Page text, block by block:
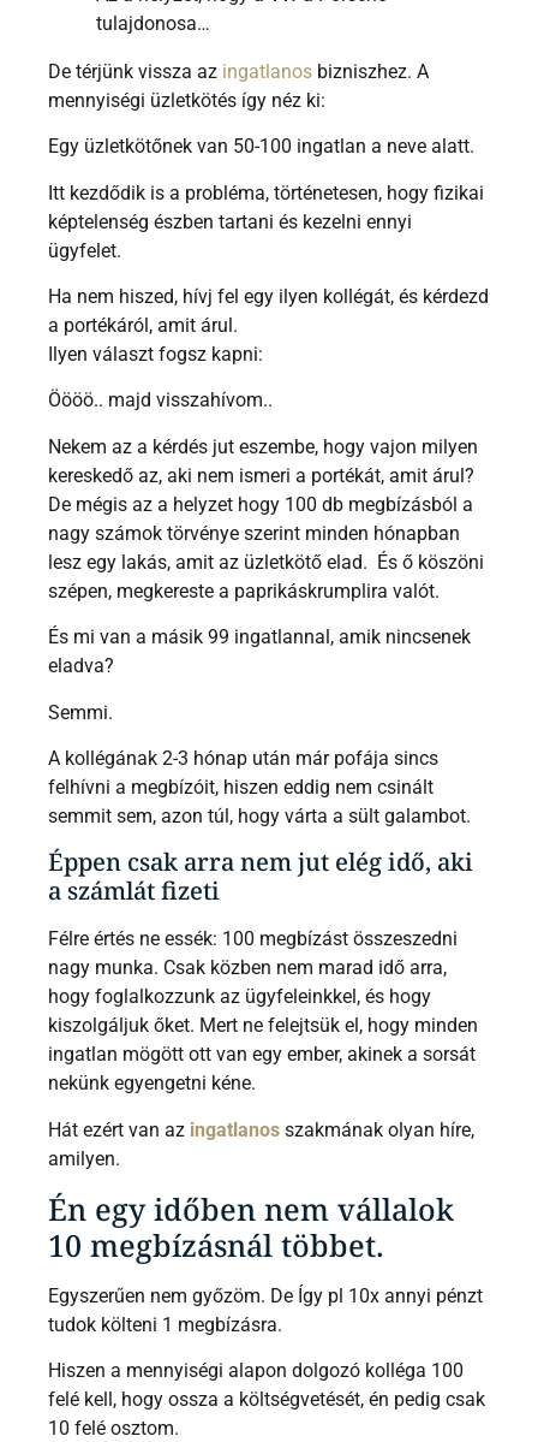
tulajdonosa…
De térjünk vissza az ingatlanos bizniszhez. A
mennyiségi üzletkötés így néz ki:
Egy üzletkötőnek van 50-100 ingatlan a neve alatt.
Itt kezdődik is a probléma, történetesen, hogy fizikai
képtelenség észben tartani és kezelni ennyi
ügyfelet.
Ha nem hiszed, hívj fel egy ilyen kollégát, és kérdezd
a portékáról, amit árul.
Ilyen választ fogsz kapni:
Öööö.. majd visszahívom..
Nekem az a kérdés jut eszembe, hogy vajon milyen
kereskedő az, aki nem ismeri a portékát, amit árul?
De mégis az a helyzet hogy 100 db megbízásból a
nagy számok törvénye szerint minden hónapban
lesz egy lakás, amit az üzletkötő elad. És ő köszöni
szépen, megkereste a paprikáskrumplira valót.
És mi van a másik 99 ingatlannal, amik nincsenek
eladva?
Semmi.
A kollégának 2-3 hónap után már pofája sincs
felhívni a megbízóit, hiszen eddig nem csinált
semmit sem, azon túl, hogy várta a sült galambot.
Éppen csak arra nem jut elég idő, aki
a számlát fizeti
Félre értés ne essék: 100 megbízást összeszedni
nagy munka. Csak közben nem marad idő arra,
hogy foglalkozzunk az ügyfeleinkkel, és hogy
kiszolgáljuk őket. Mert ne felejtsük el, hogy minden
ingatlan mögött ott van egy ember, akinek a sorsát
nekünk egyengetni kéne.
Hát ezért van az ingatlanos szakmának olyan híre,
amilyen.
Én egy időben nem vállalok
10 megbízásnál többet.
Egyszerűen nem győzöm. De Így pl 10x annyi pénzt
tudok költeni 1 megbízásra.
Hiszen a mennyiségi alapon dolgozó kolléga 100
felé kell, hogy ossza a költségvetését, én pedig csak
10 felé osztom.